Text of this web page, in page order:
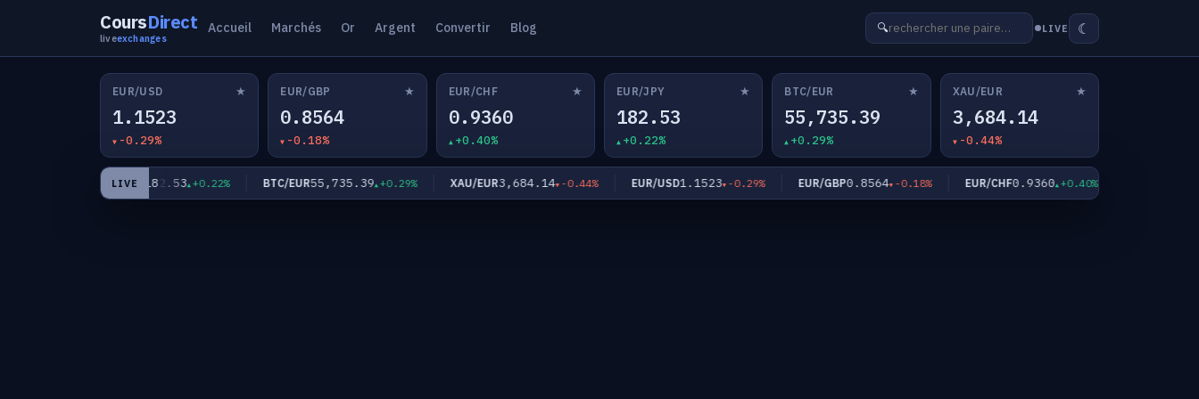
CoursDirect
liveexchanges
Accueil Marchés Or Argent Convertir Blog 🔍 LIVE ☾
EUR/USD ★
1.1523
-0.29%
EUR/GBP ★
0.8564
-0.18%
EUR/CHF ★
0.9360
+0.40%
EUR/JPY ★
182.53
+0.22%
BTC/EUR ★
55,735.39
+0.29%
XAU/EUR ★
3,684.14
-0.44%
LIVE
EUR/JPY182.53 +0.22% BTC/EUR55,735.39 +0.29% XAU/EUR3,684.14 -0.44% EUR/USD1.1523 -0.29% EUR/GBP0.8564 -0.18% EUR/CHF0.9360 +0.40%